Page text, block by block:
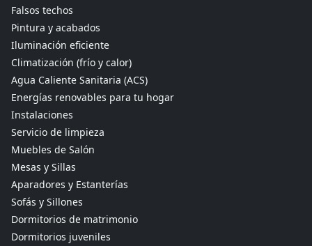
Falsos techos
Pintura y acabados
Iluminación eficiente
Climatización (frío y calor)
Agua Caliente Sanitaria (ACS)
Energías renovables para tu hogar
Instalaciones
Servicio de limpieza
Muebles de Salón
Mesas y Sillas
Aparadores y Estanterías
Sofás y Sillones
Dormitorios de matrimonio
Dormitorios juveniles